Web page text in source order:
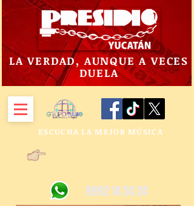
LA VERDAD, AUNQUE A VECES
DUELA
ESCUCHA LA MEJOR MÚSICA
9992 14 24 24